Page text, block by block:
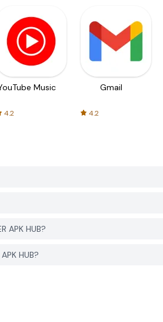
Music
4.2
Gmail
4.2
APK HUB?
HUB?